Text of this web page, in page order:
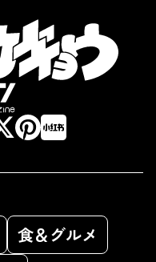
食＆グルメ